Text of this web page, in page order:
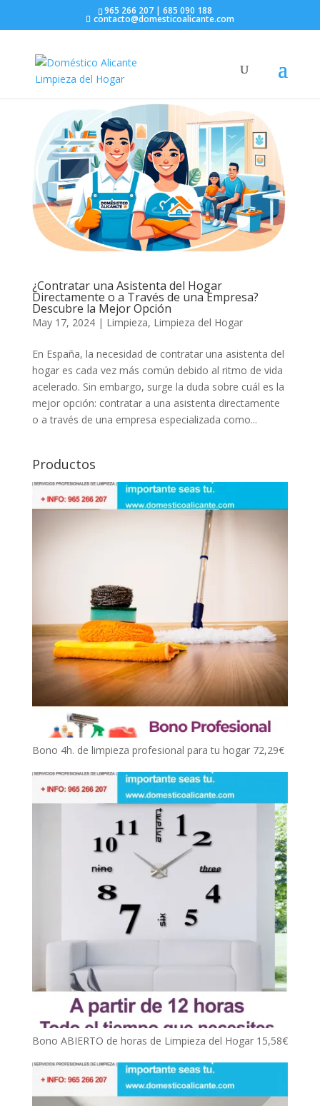
965 266 207 | 685 090 188
contacto@domesticoalicante.com
¿Contratar una Asistenta del Hogar
Directamente o a Través de una Empresa?
Descubre la Mejor Opción
May 17, 2024| Limpieza, Limpieza del Hogar
En España, la necesidad de contratar una asistenta del
hogar es cada vez más común debido al ritmo de vida
acelerado. Sin embargo, surge la duda sobre cuál es la
mejor opción: contratar a una asistenta directamente
o a través de una empresa especializada como...
Productos
Bono 4h. de limpieza profesional para tu hogar 72,29€
Bono ABIERTO de horas de Limpieza del Hogar 15,58€